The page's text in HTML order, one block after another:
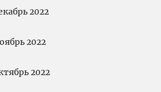
2022
2022
2022